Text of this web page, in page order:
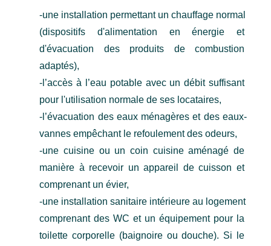
-une installation permettant un chauffage normal
(dispositifs d'alimentation en énergie et
d'évacuation des produits de combustion
adaptés),
-l’accès à l’eau potable avec un débit suffisant
pour l'utilisation normale de ses locataires,
-l’évacuation des eaux ménagères et des eaux-
vannes empêchant le refoulement des odeurs,
-une cuisine ou un coin cuisine aménagé de
manière à recevoir un appareil de cuisson et
comprenant un évier,
-une installation sanitaire intérieure au logement
comprenant des WC et un équipement pour la
toilette corporelle (baignoire ou douche). Si le